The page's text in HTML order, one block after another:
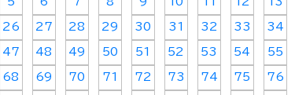
26 27 28 29 30 31 32 33 34
47 48 49 50 51 52 53 54 55
68 69 70 71 72 73 74 75 76